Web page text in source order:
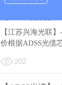
【江苏兴海光联
价根据ADSS光缆
202